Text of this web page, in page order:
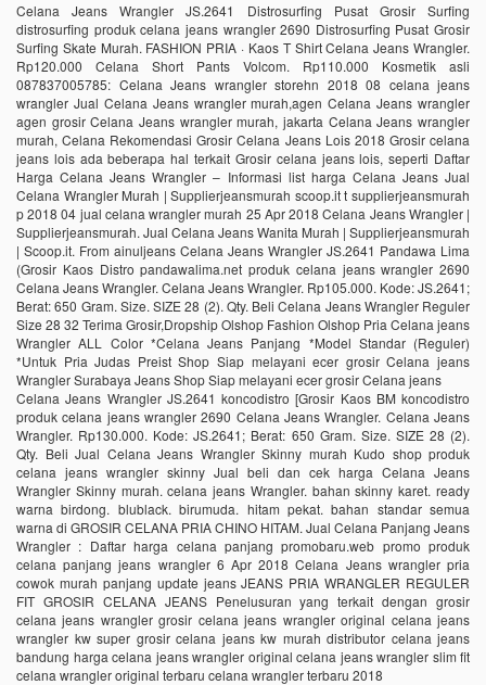
Celana Jeans Wrangler JS.2641 Distrosurfing Pusat Grosir Surfing
distrosurfing produk celana jeans wrangler 2690 Distrosurfing Pusat Grosir
Surfing Skate Murah. FASHION PRIA · Kaos T Shirt Celana Jeans Wrangler.
Rp120.000 Celana Short Pants Volcom. Rp110.000 Kosmetik asli
087837005785: Celana Jeans wrangler storehn 2018 08 celana jeans
wrangler Jual Celana Jeans wrangler murah,agen Celana Jeans wrangler
agen grosir Celana Jeans wrangler murah, jakarta Celana Jeans wrangler
murah, Celana Rekomendasi Grosir Celana Jeans Lois 2018 Grosir celana
jeans lois ada beberapa hal terkait Grosir celana jeans lois, seperti Daftar
Harga Celana Jeans Wrangler – Informasi list harga Celana Jeans Jual
Celana Wrangler Murah | Supplierjeansmurah scoop.it t supplierjeansmurah
p 2018 04 jual celana wrangler murah 25 Apr 2018 Celana Jeans Wrangler |
Supplierjeansmurah. Jual Celana Jeans Wanita Murah | Supplierjeansmurah
| Scoop.it. From ainuljeans Celana Jeans Wrangler JS.2641 Pandawa Lima
(Grosir Kaos Distro pandawalima.net produk celana jeans wrangler 2690
Celana Jeans Wrangler. Celana Jeans Wrangler. Rp105.000. Kode: JS.2641;
Berat: 650 Gram. Size. SIZE 28 (2). Qty. Beli Celana Jeans Wrangler Reguler
Size 28 32 Terima Grosir,Dropship Olshop Fashion Olshop Pria Celana jeans
Wrangler ALL Color *Celana Jeans Panjang *Model Standar (Reguler)
*Untuk Pria Judas Preist Shop Siap melayani ecer grosir Celana jeans
Wrangler Surabaya Jeans Shop Siap melayani ecer grosir Celana jeans
Celana Jeans Wrangler JS.2641 koncodistro [Grosir Kaos BM koncodistro
produk celana jeans wrangler 2690 Celana Jeans Wrangler. Celana Jeans
Wrangler. Rp130.000. Kode: JS.2641; Berat: 650 Gram. Size. SIZE 28 (2).
Qty. Beli Jual Celana Jeans Wrangler Skinny murah Kudo shop produk
celana jeans wrangler skinny Jual beli dan cek harga Celana Jeans
Wrangler Skinny murah. celana jeans Wrangler. bahan skinny karet. ready
warna birdong. blublack. birumuda. hitam pekat. bahan standar semua
warna di GROSIR CELANA PRIA CHINO HITAM. Jual Celana Panjang Jeans
Wrangler : Daftar harga celana panjang promobaru.web promo produk
celana panjang jeans wrangler 6 Apr 2018 Celana Jeans wrangler pria
cowok murah panjang update jeans JEANS PRIA WRANGLER REGULER
FIT GROSIR CELANA JEANS Penelusuran yang terkait dengan grosir
celana jeans wrangler grosir celana jeans wrangler original celana jeans
wrangler kw super grosir celana jeans kw murah distributor celana jeans
bandung harga celana jeans wrangler original celana jeans wrangler slim fit
celana wrangler original terbaru celana wrangler terbaru 2018